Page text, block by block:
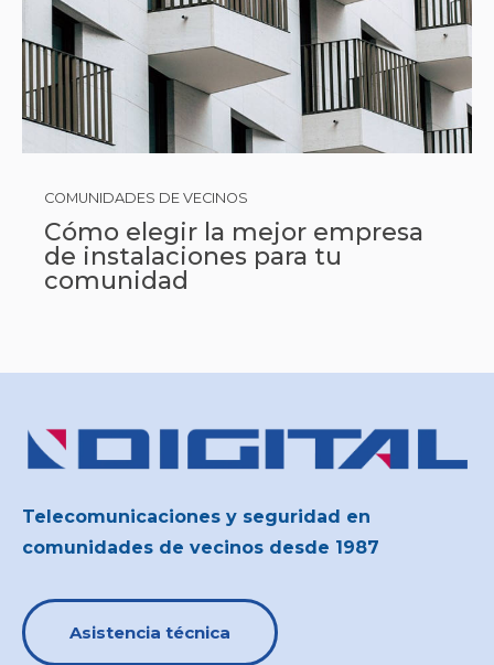
COMUNIDADES DE VECINOS
Cómo elegir la mejor empresa
de instalaciones para tu
comunidad
Telecomunicaciones y seguridad en
comunidades de vecinos desde 1987
Asistencia técnica